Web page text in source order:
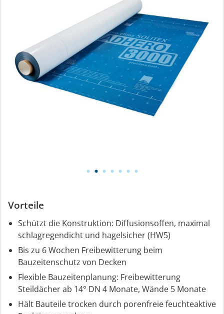
Vorteile
Schützt die Konstruktion: Diffusionsoffen, maximal
schlagregendicht und hagelsicher (HW5)
Bis zu 6 Wochen Freibewitterung beim
Bauzeitenschutz von Decken
Flexible Bauzeitenplanung: Freibewitterung
Steildächer ab 14° DN 4 Monate, Wände 5 Monate
Hält Bauteile trocken durch porenfreie feuchteaktive